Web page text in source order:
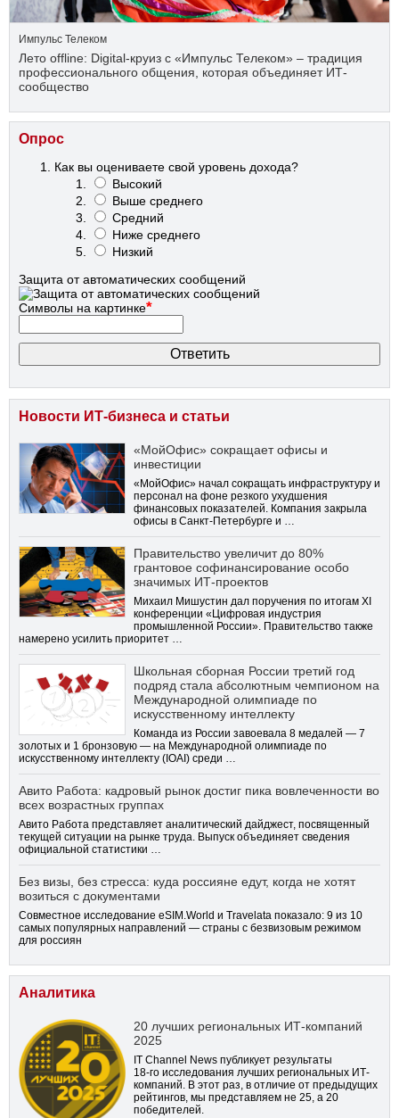
Импульс Телеком
Лето offline: Digital-круиз с «Импульс Телеком» – традиция
профессионального общения, которая объединяет ИТ-
сообщество
Опрос
Как вы оцениваете свой уровень дохода?
Высокий
Выше среднего
Средний
Ниже среднего
Низкий
Защита от автоматических сообщений
Символы на картинке*
Новости ИТ-бизнеса и статьи
«МойОфис» сокращает офисы и
инвестиции
«МойОфис» начал сокращать инфраструктуру и
персонал на фоне резкого ухудшения
финансовых показателей. Компания закрыла
офисы в Санкт-Петербурге и …
Правительство увеличит до 80%
грантовое софинансирование особо
значимых ИТ-проектов
Михаил Мишустин дал поручения по итогам XI
конференции «Цифровая индустрия
промышленной России». Правительство также
намерено усилить приоритет …
Школьная сборная России третий год
подряд стала абсолютным чемпионом на
Международной олимпиаде по
искусственному интеллекту
Команда из России завоевала 8 медалей — 7
золотых и 1 бронзовую — на Международной олимпиаде по
искусственному интеллекту (IOAI) среди …
Авито Работа: кадровый рынок достиг пика вовлеченности во
всех возрастных группах
Авито Работа представляет аналитический дайджест, посвященный
текущей ситуации на рынке труда. Выпуск объединяет сведения
официальной статистики …
Без визы, без стресса: куда россияне едут, когда не хотят
возиться с документами
Совместное исследование eSIM.World и Travelata показало: 9 из 10
самых популярных направлений — страны с безвизовым режимом
для россиян
Аналитика
20 лучших региональных ИТ-компаний
2025
IT Channel News публикует результаты
18-го исследования лучших региональных ИТ-
компаний. В этот раз, в отличие от предыдущих
рейтингов, мы представляем не 25, а 20
победителей.